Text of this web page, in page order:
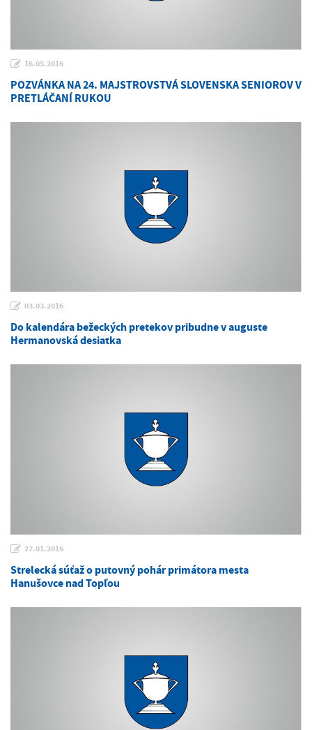
16.05.2016
POZVÁNKA NA 24. MAJSTROVSTVÁ SLOVENSKA SENIOROV V
PRETLÁČANÍ RUKOU
03.03.2016
Do kalendára bežeckých pretekov pribudne v auguste
Hermanovská desiatka
27.01.2016
Strelecká súťaž o putovný pohár primátora mesta
Hanušovce nad Topľou